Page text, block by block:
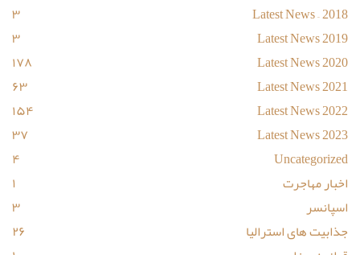
Latest News – 2018
۳
Latest News 2019
۳
Latest News 2020
۱۷۸
Latest News 2021
۶۳
Latest News 2022
۱۵۴
Latest News 2023
۳۷
Uncategorized
۴
اخبار مهاجرت
۱
اسپانسر
۳
جذابیت های استرالیا
۲۶